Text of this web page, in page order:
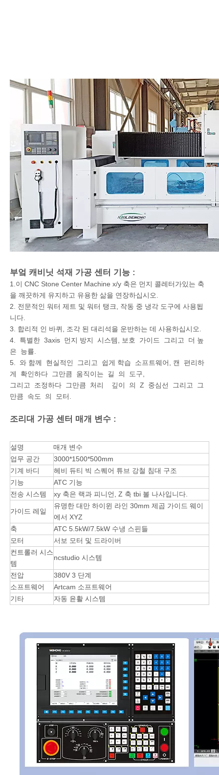
부엌 캐비닛 석재 가공 센터 기능 :
1.이 CNC Stone Center Machine x/y 축은 먼지 콜레터가있는 축
을 깨끗하게 유지하고 유용한 삶을 연장하십시오.
2. 전문적인 워터 제트 및 워터 탱크, 작동 중 냉각 도구에 사용됩
니다.
3. 합리적 인 바퀴, 조각 된 대리석을 운반하는 데 사용하십시오.
4. 특별한 3axis 먼지 방지 시스템, 보호 가이드 그리고 더 높
은 능률.
5. 와 함께 현실적인 그리고 쉽게 학습 소프트웨어, 캔 편리하
게 확인하다 그만큼 움직이는 길 의 도구,
그리고 조정하다 그만큼 처리 깊이 의 Z 중심선 그리고 그
만큼 속도 의 모터.
조리대 가공 센터 매개 변수 :
설명
매개 변수
업무 공간
3000*1500*500mm
기계 바디
헤비 듀티 빅 스퀘어 튜브 강철 침대 구조
기능
ATC 기능
전송 시스템
xy 축은 랙과 피니언, Z 축 tbi 볼 나사입니다.
가이드 레일
유명한 대만 하이윈 라인 30mm 제곱 가이드 웨이
에서 XYZ
축
ATC 5.5kW/7.5kW 수냉 스핀들
모터
서보 모터 및 드라이버
컨트롤러 시스
템
ncstudio 시스템
전압
380V 3 단계
소프트웨어
Artcam 소프트웨어
기타
자동 윤활 시스템